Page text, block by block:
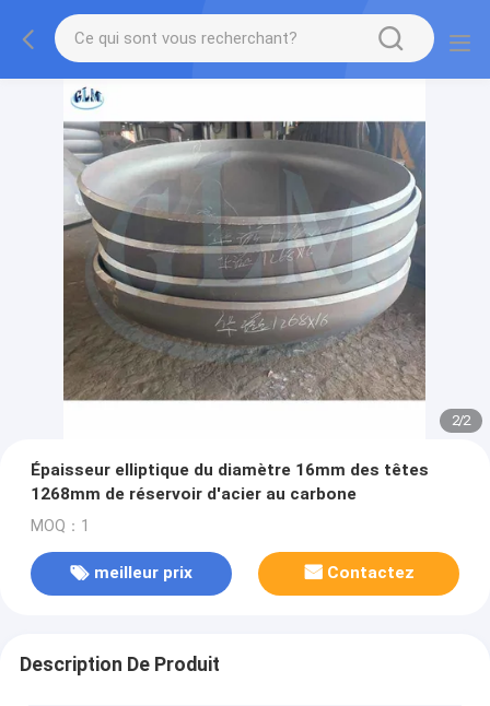
2/2
Épaisseur elliptique du diamètre 16mm des têtes
1268mm de réservoir d'acier au carbone
MOQ：1
meilleur prix Contactez
Description De Produit